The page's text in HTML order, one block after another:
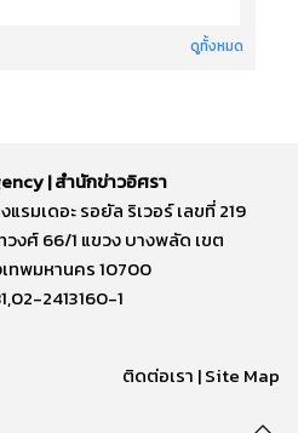
ดูทั้งหมด
| สำนักข่าวอิศรา
แรมเดอะ รอยัล ริเวอร์ เลขที่ 219
งศ์ 66/1 แขวง บางพลัด เขต
ทพมหานคร 10700
2413160-1
ติดต่อเรา |Site Map